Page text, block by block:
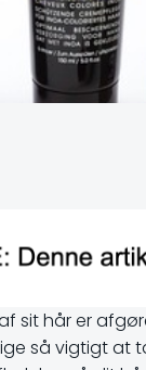
sit hår er
så vigtigt